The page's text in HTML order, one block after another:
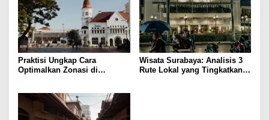
Praktisi Ungkap Cara
Optimalkan Zonasi di
Wisata Surabaya: Analisis 3
Rute Lokal yang Tingkatkan